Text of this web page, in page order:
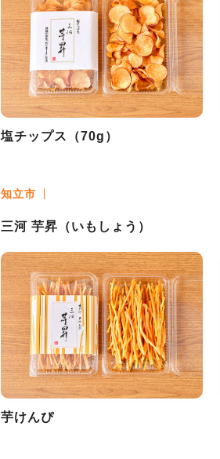
塩チップス（70g）
知立市
三河 芋昇（いもしょう）
芋けんぴ